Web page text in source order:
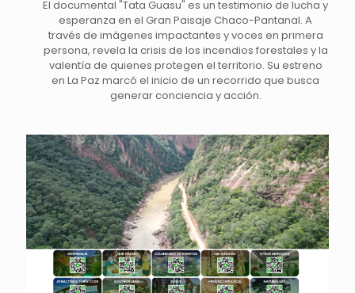
El documental "Tata Guasu" es un testimonio de lucha y
esperanza en el Gran Paisaje Chaco-Pantanal. A
través de imágenes impactantes y voces en primera
persona, revela la crisis de los incendios forestales y la
valentía de quienes protegen el territorio. Su estreno
en La Paz marcó el inicio de un recorrido que busca
generar conciencia y acción.